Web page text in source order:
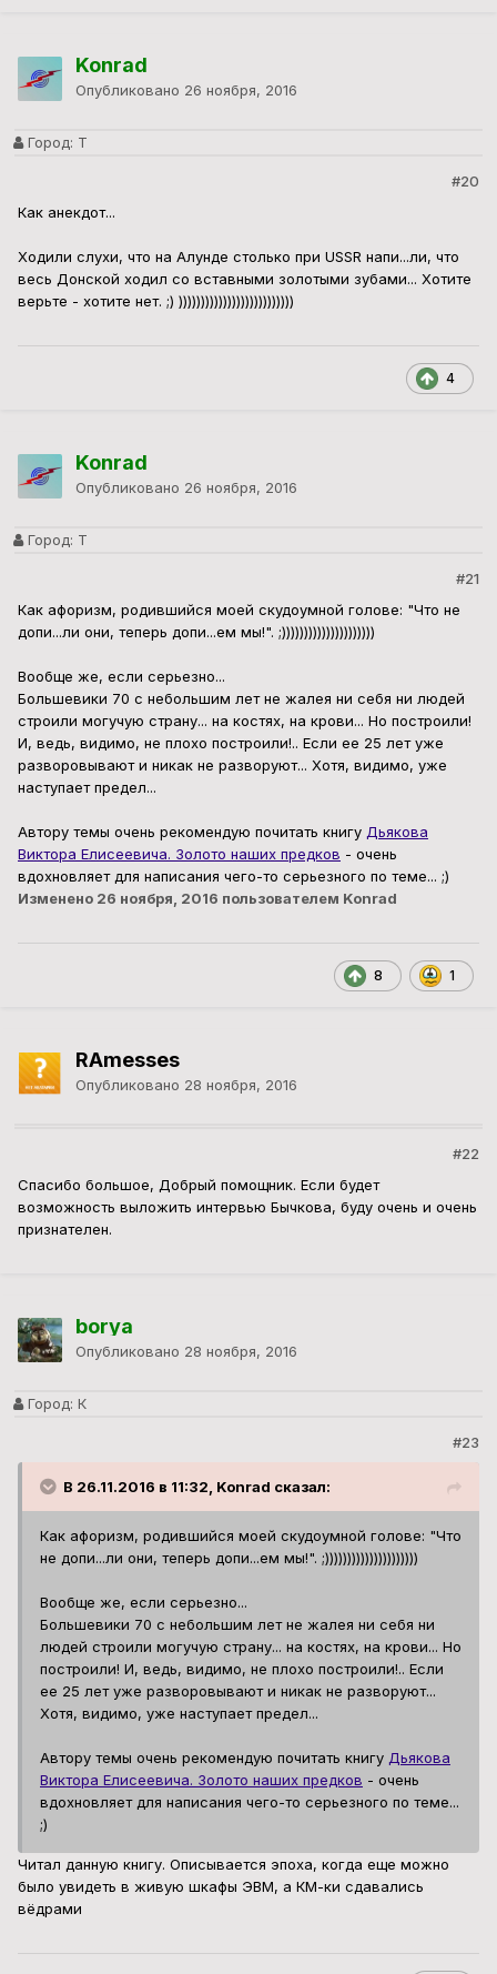
Konrad
Опубликовано 26 ноября, 2016
Город: Т
#20
Как анекдот...
Ходили слухи, что на Алунде столько при USSR напи...ли, что
весь Донской ходил со вставными золотыми зубами... Хотите
верьте - хотите нет. ;) ))))))))))))))))))))))))))
4
Konrad
Опубликовано 26 ноября, 2016
Город: Т
#21
Как афоризм, родившийся моей скудоумной голове: "Что не
допи...ли они, теперь допи...ем мы!". ;)))))))))))))))))))))
Вообще же, если серьезно...
Большевики 70 с небольшим лет не жалея ни себя ни людей
строили могучую страну... на костях, на крови... Но построили!
И, ведь, видимо, не плохо построили!.. Если ее 25 лет уже
разворовывают и никак не разворуют... Хотя, видимо, уже
наступает предел...
Автору темы очень рекомендую почитать книгу Дьякова
Виктора Елисеевича. Золото наших предков - очень
вдохновляет для написания чего-то серьезного по теме... ;)
Изменено 26 ноября, 2016 пользователем Konrad
8 1
RAmesses
Опубликовано 28 ноября, 2016
#22
Спасибо большое, Добрый помощник. Если будет
возможность выложить интервью Бычкова, буду очень и очень
признателен.
borya
Опубликовано 28 ноября, 2016
Город: К
#23
В 26.11.2016 в 11:32, Konrad сказал:
Как афоризм, родившийся моей скудоумной голове: "Что
не допи...ли они, теперь допи...ем мы!". ;)))))))))))))))))))))
Вообще же, если серьезно...
Большевики 70 с небольшим лет не жалея ни себя ни
людей строили могучую страну... на костях, на крови... Но
построили! И, ведь, видимо, не плохо построили!.. Если
ее 25 лет уже разворовывают и никак не разворуют...
Хотя, видимо, уже наступает предел...
Автору темы очень рекомендую почитать книгу Дьякова
Виктора Елисеевича. Золото наших предков - очень
вдохновляет для написания чего-то серьезного по теме...
;)
Читал данную книгу. Описывается эпоха, когда еще можно
было увидеть в живую шкафы ЭВМ, а КМ-ки сдавались
вёдрами